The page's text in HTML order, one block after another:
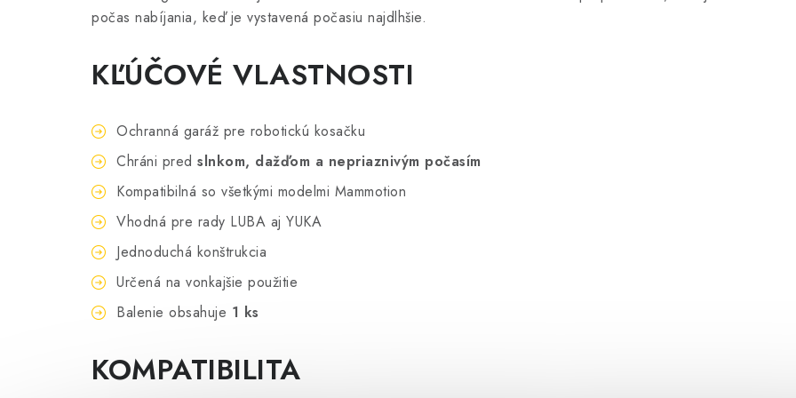
Darček: Sada nožov Mammotion (24 ks)
3 926 € bez DPH
4 750 €
počas nabíjania, keď je vystavená počasiu najdlhšie.
KĽÚČOVÉ VLASTNOSTI
Ochranná garáž pre robotickú kosačku
Chráni pred slnkom, dažďom a nepriaznivým počasím
Kompatibilná so všetkými modelmi Mammotion
Vhodná pre rady LUBA aj YUKA
Jednoduchá konštrukcia
Určená na vonkajšie použitie
Balenie obsahuje 1 ks
KOMPATIBILITA